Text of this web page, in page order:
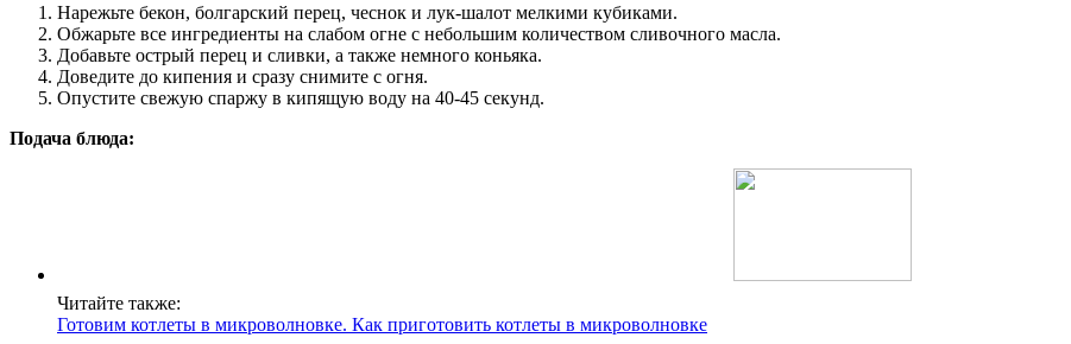
Нарежьте бекон, болгарский перец, чеснок и лук-шалот мелкими кубиками.
Обжарьте все ингредиенты на слабом огне с небольшим количеством сливочного масла.
Добавьте острый перец и сливки, а также немного коньяка.
Доведите до кипения и сразу снимите с огня.
Опустите свежую спаржу в кипящую воду на 40-45 секунд.
Подача блюда:
Читайте также:
Готовим котлеты в микроволновке. Как приготовить котлеты в микроволновке